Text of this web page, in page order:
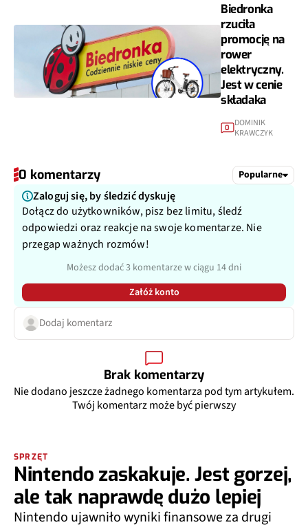
Biedronka
rzuciła
promocję na
rower
elektryczny.
Jest w cenie
składaka
0
DOMINIK
KRAWCZYK
0 komentarzy Popularne
Zaloguj się, by śledzić dyskuję
Dołącz do użytkowników, pisz bez limitu, śledź
odpowiedzi oraz reakcje na swoje komentarze. Nie
przegap ważnych rozmów!
Możesz dodać 3 komentarze w ciągu 14 dni
Załóż konto
Dodaj komentarz
Brak komentarzy
Nie dodano jeszcze żadnego komentarza pod tym artykułem.
Twój komentarz może być pierwszy
SPRZĘT
Nintendo zaskakuje. Jest gorzej,
ale tak naprawdę dużo lepiej
Nintendo ujawniło wyniki finansowe za drugi